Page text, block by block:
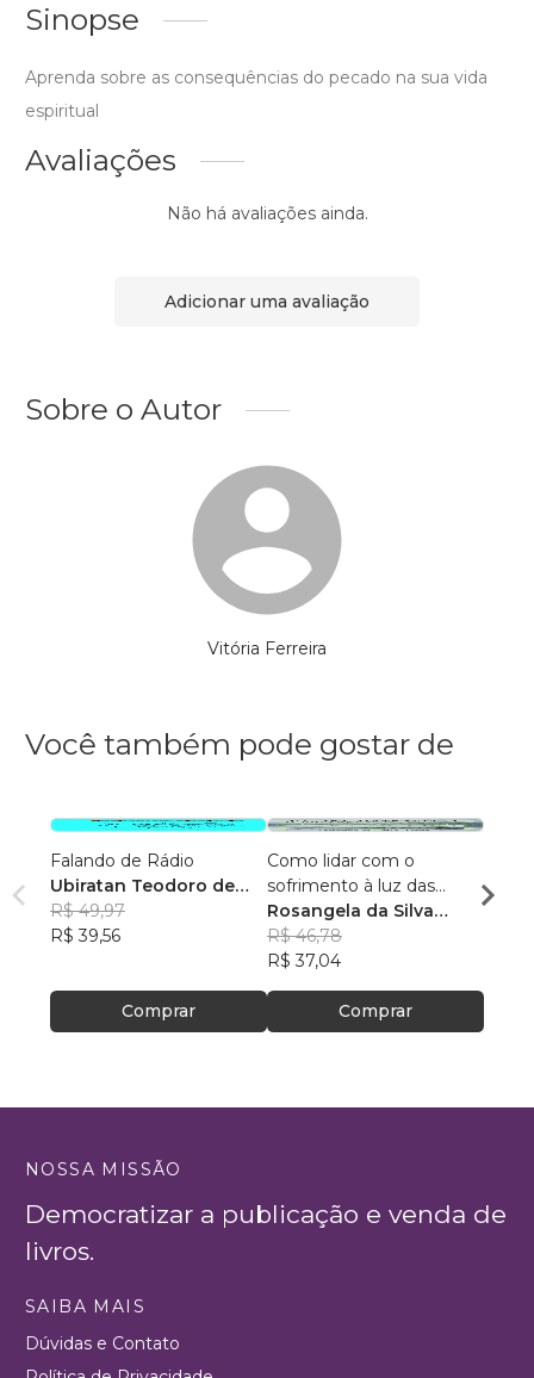
Sinopse
Aprenda sobre as consequências do pecado na sua vida
espiritual
Avaliações
Não há avaliações ainda.
Adicionar uma avaliação
Sobre o Autor
Vitória Ferreira
Você também pode gostar de
Falando de Rádio
Ubiratan Teodoro de
Souza
R$ 49,97
R$ 39,56
Comprar
Como lidar com o
sofrimento à luz das
Escrituras?
Rosangela da Silva
Feitosa
R$ 46,78
R$ 37,04
Comprar
NOSSA MISSÃO
Democratizar a publicação e venda de
livros.
SAIBA MAIS
Dúvidas e Contato